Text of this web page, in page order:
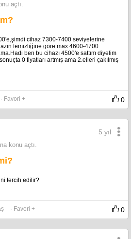
açtı.
cihaz 7300-7400 seviyelerine
temizliğine göre max 4600-4700
ben bu cihazı 4500'e sattım diyelim
0 fiyatları artmış ama 2.elleri çakılmış
· Favori + 0
konu açtı.
5 yıl
tercih edilir?
· Favori + 0